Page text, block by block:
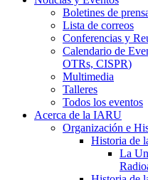
Boletines de
Lista de correos
Conferencias y
Calendario de
OTRs, CISPR)
Multimedia
Talleres
Todos los eventos
Acerca de la IARU
Organización e
Historia de
La